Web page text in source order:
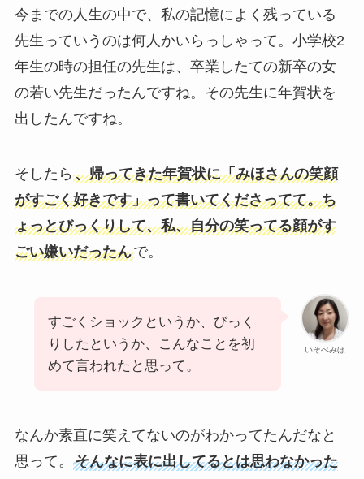
今までの人生の中で、私の記憶によく残っている
先生っていうのは何人かいらっしゃって。小学校2
年生の時の担任の先生は、卒業したての新卒の女
の若い先生だったんですね。その先生に年賀状を
出したんですね。
そしたら 、帰ってきた年賀状に「みほさんの笑顔
がすごく好きです」って書いてくださってて。ち
ょっとびっくりして、私、自分の笑ってる顔がす
ごい嫌いだったんで。
いそべみほ
すごくショックというか、びっく
りしたというか、こんなことを初
めて言われたと思って。
なんか素直に笑えてないのがわかってたんだなと
思って。 そんなに表に出してるとは思わなかった